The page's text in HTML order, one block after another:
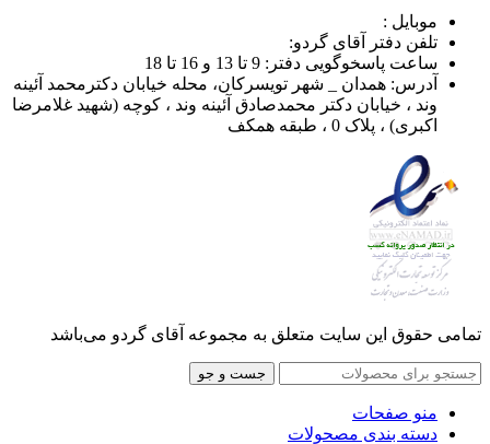
موبایل :
تلفن دفتر آقای گردو:
ساعت پاسخوگویی دفتر: 9 تا 13 و 16 تا 18
آدرس: همدان _ شهر تویسرکان، محله خیابان دکترمحمد آئینه
وند ، خیابان دکتر محمدصادق آئینه وند ، کوچه (شهید غلامرضا
اکبری) ، پلاک 0 ، طبقه همکف
تمامی حقوق این سایت متعلق به مجموعه آقای گردو می‌باشد
جست و جو
منو صفحات
دسته بندی مصحولات